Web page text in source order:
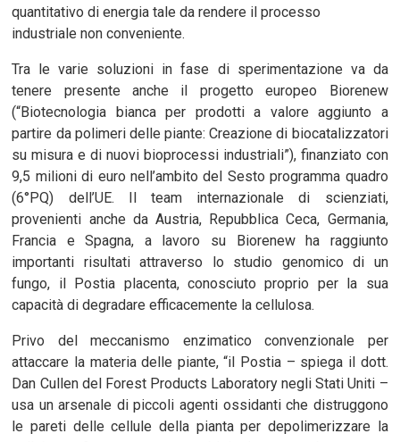
quantitativo di energia tale da rendere il processo
industriale non conveniente.
Tra le varie soluzioni in fase di sperimentazione va da
tenere presente anche il progetto europeo Biorenew
(“Biotecnologia bianca per prodotti a valore aggiunto a
partire da polimeri delle piante: Creazione di biocatalizzatori
su misura e di nuovi bioprocessi industriali”), finanziato con
9,5 milioni di euro nell’ambito del Sesto programma quadro
(6°PQ) dell’UE. Il team internazionale di scienziati,
provenienti anche da Austria, Repubblica Ceca, Germania,
Francia e Spagna, a lavoro su Biorenew ha raggiunto
importanti risultati attraverso lo studio genomico di un
fungo, il Postia placenta, conosciuto proprio per la sua
capacità di degradare efficacemente la cellulosa.
Privo del meccanismo enzimatico convenzionale per
attaccare la materia delle piante, “il Postia – spiega il dott.
Dan Cullen del Forest Products Laboratory negli Stati Uniti –
usa un arsenale di piccoli agenti ossidanti che distruggono
le pareti delle cellule della pianta per depolimerizzare la